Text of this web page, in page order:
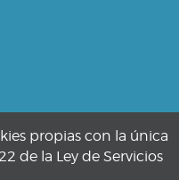
propias con la única
de la Ley de Servicios